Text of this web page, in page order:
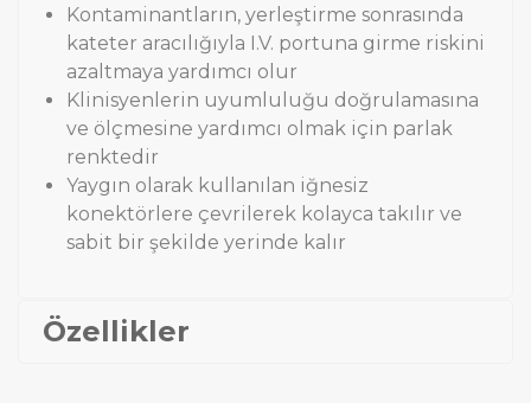
Kontaminantların, yerleştirme sonrasında
kateter aracılığıyla I.V. portuna girme riskini
azaltmaya yardımcı olur
Klinisyenlerin uyumluluğu doğrulamasına
ve ölçmesine yardımcı olmak için parlak
renktedir
Yaygın olarak kullanılan iğnesiz
konektörlere çevrilerek kolayca takılır ve
sabit bir şekilde yerinde kalır
Özellikler